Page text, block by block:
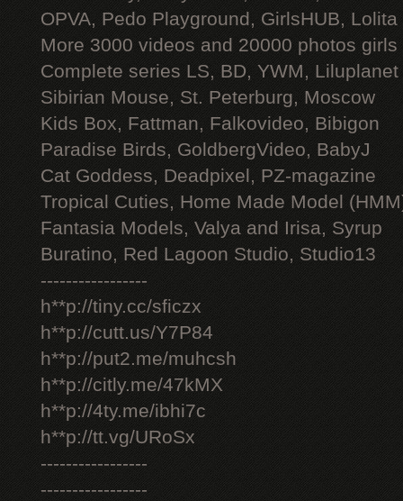
OPVA, Pedo Playground, GirlsHUB, Lolita
More 3000 videos and 20000 photos
Complete series LS, BD, YWM, Liluplanet
Sibirian Mouse, St. Peterburg, Moscow
Kids Box, Fattman, Falkovideo, Bibigon
Paradise Birds, GoldbergVideo, BabyJ
Cat Goddess, Deadpixel, PZ-magazine
Tropical Cuties, Home Made Model
Fantasia Models, Valya and Irisa, Syrup
Buratino, Red Lagoon Studio, Studio13
-----------------
h**p://tiny.cc/sficzx
h**p://cutt.us/Y7P84
h**p://put2.me/muhcsh
h**p://citly.me/47kMX
h**p://4ty.me/ibhi7c
h**p://tt.vg/URoSx
-----------------
-----------------